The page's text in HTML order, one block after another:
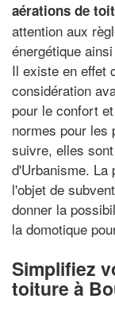
aérations de
attention aux
énergétique
Il existe en effet
considération
pour le confort
normes pour les
suivre, elles
d'Urbanisme. La
l'objet de
donner la
la domotique
Simplifiez
toiture à